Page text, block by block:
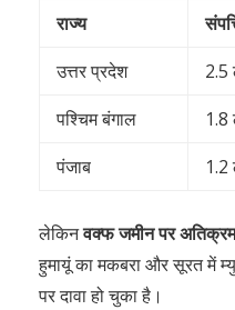
राज्य
उत्तर प्रदेश
2.5
पश्चिम बंगाल
1.8
पंजाब
1.2
लेकिनवक्फ जमीन पर
हुमायूं का मकबरा और सूरत में
पर दावा हो चुका है।